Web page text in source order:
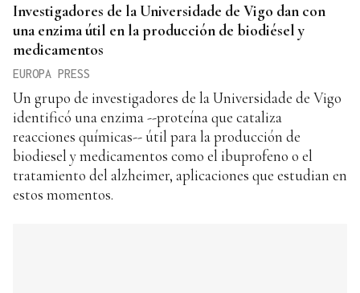
Investigadores de la Universidade de Vigo dan con
una enzima útil en la producción de biodiésel y
medicamentos
EUROPA PRESS
Un grupo de investigadores de la Universidade de Vigo
identificó una enzima --proteína que cataliza
reacciones químicas-- útil para la producción de
biodiesel y medicamentos como el ibuprofeno o el
tratamiento del alzheimer, aplicaciones que estudian en
estos momentos.